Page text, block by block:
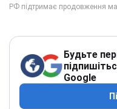
Будьте
Google